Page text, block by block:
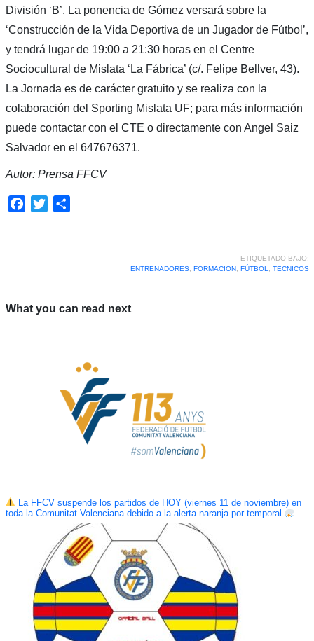
División ‘B’. La ponencia de Gómez versará sobre la
‘Construcción de la Vida Deportiva de un Jugador de Fútbol’,
y tendrá lugar de 19:00 a 21:30 horas en el Centre
Sociocultural de Mislata ‘La Fábrica’ (c/. Felipe Bellver, 43).
La Jornada es de carácter gratuito y se realiza con la
colaboración del Sporting Mislata UF; para más información
puede contactar con el CTE o directamente con Angel Saiz
Salvador en el 647676371.
Autor: Prensa FFCV
Facebook
Twitter
ETIQUETADO BAJO:
ENTRENADORES, FORMACION, FÚTBOL, TECNICOS
What you can read next
La FFCV suspende los partidos de HOY (viernes 11 de noviembre) en
toda la Comunitat Valenciana debido a la alerta naranja por temporal